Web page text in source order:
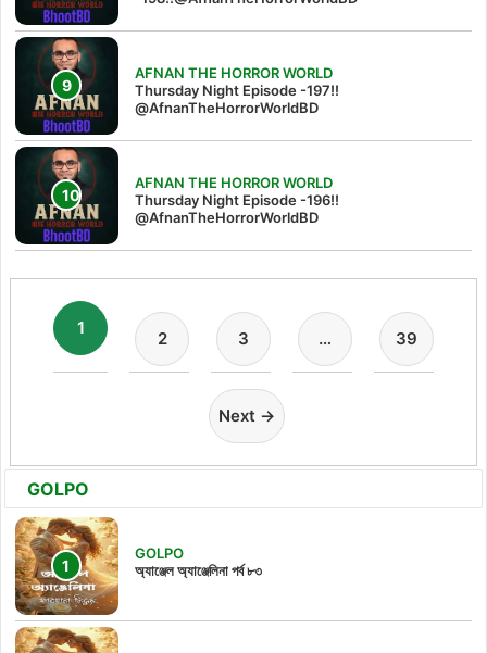
AFNAN THE HORROR WORLD
Thursday Night Episode -197!!‪
@AfnanTheHorrorWorldBD‬
AFNAN THE HORROR WORLD
Thursday Night Episode -196!!
@AfnanTheHorrorWorldBD
1
2 3 … 39
Next →
GOLPO
GOLPO
অ্যাঞ্জেল অ্যাঞ্জেলিনা পর্ব ৮৩